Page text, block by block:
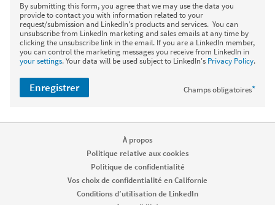
By submitting this form, you agree that we may use the data you
provide to contact you with information related to your
request/submission and LinkedIn's products and services. You can
unsubscribe from LinkedIn marketing and sales emails at any time by
clicking the unsubscribe link in the email. If you are a LinkedIn member,
you can control the marketing messages you receive from LinkedIn in
your settings. Your data will be used subject to LinkedIn's Privacy Policy.
Champs obligatoires*
Enregistrer
À propos
Politique relative aux cookies
Politique de confidentialité
Vos choix de confidentialité en Californie
Conditions d’utilisation de LinkedIn